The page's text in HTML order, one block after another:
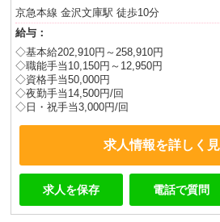
京急本線 金沢文庫駅 徒歩10分
給与：
◇基本給202,910円～258,910円
◇職能手当10,150円～12,950円
◇資格手当50,000円
◇夜勤手当14,500円/回
◇日・祝手当3,000円/回
求人情報を詳しく
求人を保存 電話で質問